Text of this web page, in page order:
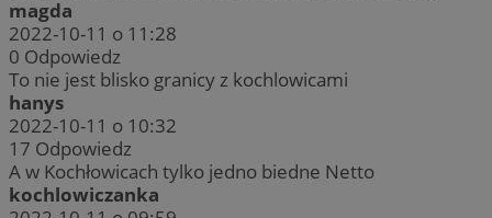
magda
2022-10-11 o 11:28
0 Odpowiedz
To nie jest blisko granicy z kochlowicami
hanys
2022-10-11 o 10:32
17 Odpowiedz
A w Kochłowicach tylko jedno biedne Netto
kochlowiczanka